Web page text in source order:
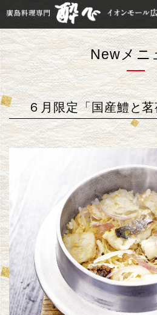
Newメニ
６月限定「国産鱧と